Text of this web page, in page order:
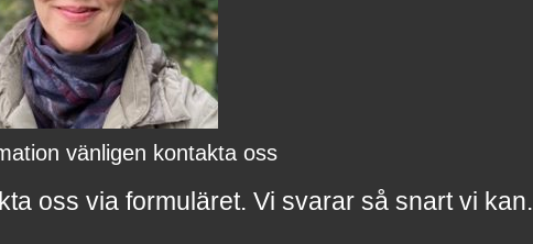
vänligen kontakta oss
oss via formuläret. Vi svararså snart vi kan.